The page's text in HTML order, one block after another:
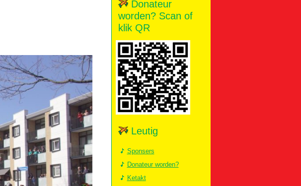
Donateur
worden? Scan of
klik QR
Leutig
Sponsers
Donateur worden?
Ketakt